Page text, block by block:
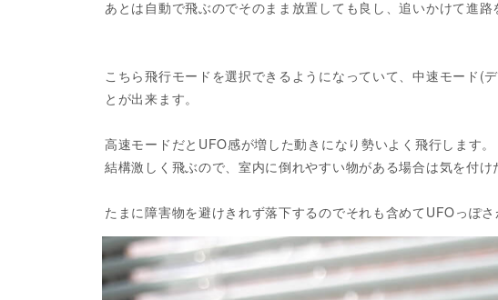
あとは自動で飛ぶのでそのまま放置しても良し、追いかけて進路
こちら飛行モードを選択できるようになっていて、中速モード(
とが出来ます。
高速モードだとUFO感が増した動きになり勢いよく飛行します。
結構激しく飛ぶので、室内に倒れやすい物がある場合は気を付け
たまに障害物を避けきれず落下するのでそれも含めてUFOっぽさ